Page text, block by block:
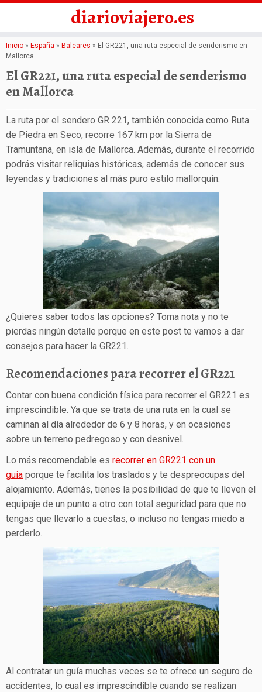
Saltar
al
contenido
diarioviajero.es
Inicio » España » Baleares » El GR221, una ruta especial de senderismo en
Mallorca
El GR221, una ruta especial de senderismo
en Mallorca
La ruta por el sendero GR 221, también conocida como Ruta
de Piedra en Seco, recorre 167 km por la Sierra de
Tramuntana, en isla de Mallorca. Además, durante el recorrido
podrás visitar reliquias históricas, además de conocer sus
leyendas y tradiciones al más puro estilo mallorquín.
¿Quieres saber todos las opciones? Toma nota y no te
pierdas ningún detalle porque en este post te vamos a dar
consejos para hacer la GR221.
Recomendaciones para recorrer el GR221
Contar con buena condición física para recorrer el GR221 es
imprescindible. Ya que se trata de una ruta en la cual se
caminan al día alrededor de 6 y 8 horas, y en ocasiones
sobre un terreno pedregoso y con desnivel.
Lo más recomendable es recorrer en GR221 con un
guía porque te facilita los traslados y te despreocupas del
alojamiento. Además, tienes la posibilidad de que te lleven el
equipaje de un punto a otro con total seguridad para que no
tengas que llevarlo a cuestas, o incluso no tengas miedo a
perderlo.
Al contratar un guía muchas veces se te ofrece un seguro de
accidentes, lo cual es imprescindible cuando se realizan